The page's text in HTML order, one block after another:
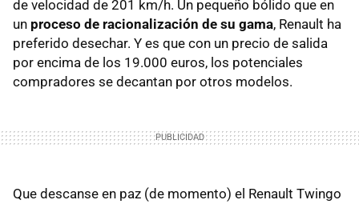
de velocidad de 201 km/h. Un pequeño bólido que en
un proceso de racionalización de su gama, Renault ha
preferido desechar. Y es que con un precio de salida
por encima de los 19.000 euros, los potenciales
compradores se decantan por otros modelos.
Que descanse en paz (de momento) el Renault Twingo